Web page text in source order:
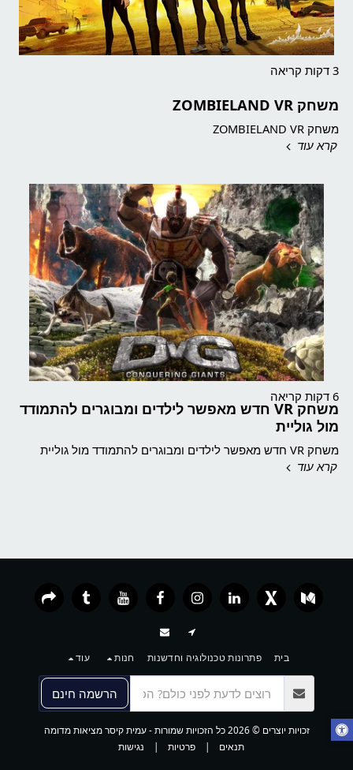
3 דקות קריאה
משחק ZOMBIELAND VR
משחק ZOMBIELAND VR
קרא עוד
6 דקות קריאה
משחק VR חדש מאפשר לילדים ומבוגרים להתמודד
מול גוליית
משחק VR חדש מאפשר לילדים ומבוגרים להתמודד מול גוליית
קרא עוד
בית פתרונות טכנולוגיה וחדשנות חנות עוד
הרשמה חינם
זכויות יוצרים © 2026 כל הזכויות שמורות -
עמית קיסר מציאות מדומה
תנאים | פרטיות | נגישות